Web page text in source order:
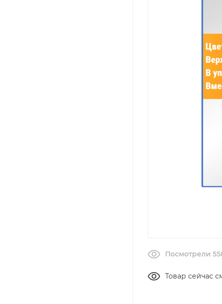
Посмотрели
Товар сейчас